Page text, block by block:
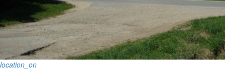
location_on